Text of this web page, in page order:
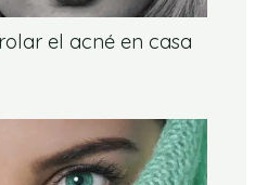
el acné en casa